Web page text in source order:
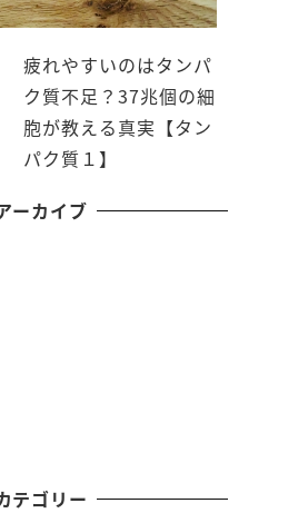
疲れやすいのはタンパ
ク質不足？37兆個の細
胞が教える真実【タン
パク質１】
ーカイブ
テゴリー